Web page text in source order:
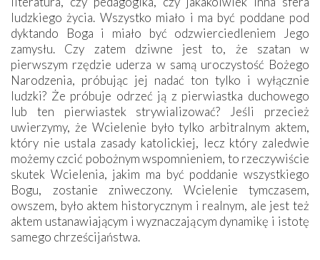
ludzkiego życia. Wszystko miało i ma być poddane pod
dyktando Boga i miało być odzwierciedleniem Jego
zamysłu. Czy zatem dziwne jest to, że szatan w
pierwszym rzędzie uderza w samą uroczystość Bożego
Narodzenia, próbując jej nadać ton tylko i wyłącznie
ludzki? Że próbuje odrzeć ją z pierwiastka duchowego
lub ten pierwiastek strywializować? Jeśli przecież
uwierzymy, że Wcielenie było tylko arbitralnym aktem,
który nie ustala zasady katolickiej, lecz który zaledwie
możemy czcić pobożnym wspomnieniem, to rzeczywiście
skutek Wcielenia, jakim ma być poddanie wszystkiego
Bogu, zostanie zniweczony. Wcielenie tymczasem,
owszem, było aktem historycznym i realnym, ale jest też
aktem ustanawiającym i wyznaczającym dynamikę i istotę
samego chrześcijaństwa.